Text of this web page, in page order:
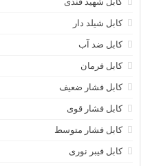
کابل شیلد دار
کابل ضد آب
کابل فرمان
کابل فشار ضعیف
کابل فشار قوی
کابل فشار متوسط
کابل فیبر نوری